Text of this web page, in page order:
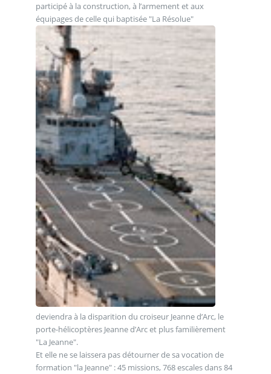
participé à la construction, à l’armement et aux
équipages de celle qui baptisée "La Résolue"
deviendra à la disparition du croiseur Jeanne d’Arc, le
porte-hélicoptères Jeanne d’Arc et plus familièrement
"La Jeanne".
Et elle ne se laissera pas détourner de sa vocation de
formation "la Jeanne" : 45 missions, 768 escales dans 84